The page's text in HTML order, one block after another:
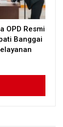
OPD Resmi
Banggai